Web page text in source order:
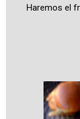
Haremos el